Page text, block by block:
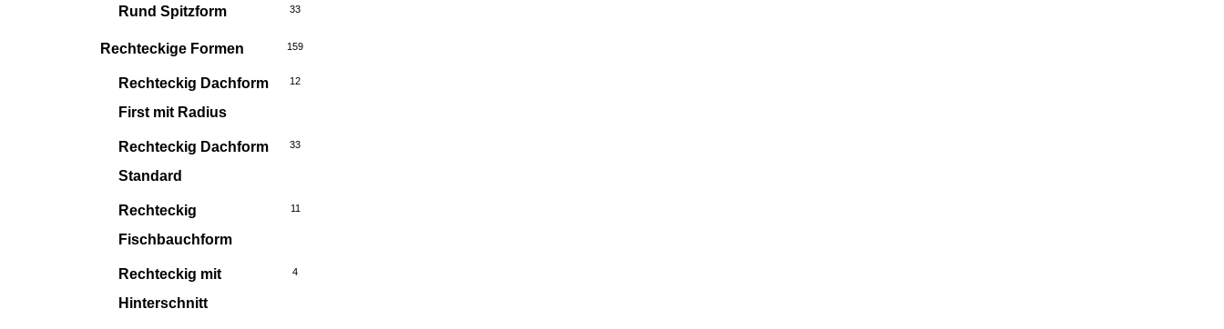
Rund Spitzform 33
Rechteckige Formen 159
Rechteckig Dachform
First mit Radius
12
Rechteckig Dachform
Standard
33
Rechteckig
Fischbauchform
11
Rechteckig mit
Hinterschnitt
4